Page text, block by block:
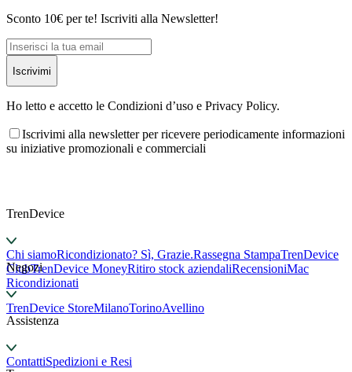
Sconto 10€ per te! Iscriviti alla Newsletter!
Iscrivimi
Ho letto e accetto le Condizioni d’uso e Privacy Policy.
Iscrivimi alla newsletter per ricevere periodicamente informazioni
su iniziative promozionali e commerciali
TrenDevice
Chi siamoRicondizionato? Sì, Grazie.Rassegna StampaTrenDevice
ClubTrenDevice MoneyRitiro stock aziendaliRecensioniMac
Ricondizionati
Negozi
TrenDevice StoreMilanoTorinoAvellino
Assistenza
ContattiSpedizioni e Resi